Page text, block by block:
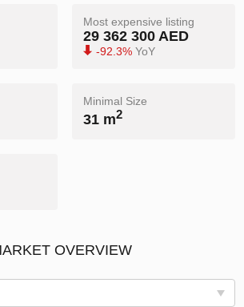
Most expensive listing
29 362 300 AED
-92.3% YoY
Minimal Size
31 m2
OVERVIEW